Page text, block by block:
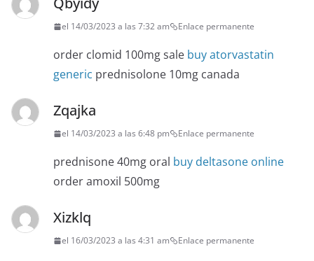
el 14/03/2023 a las 7:32 am Enlace permanente
order clomid 100mg sale buy atorvastatin
generic prednisolone 10mg canada
Zqajka
el 14/03/2023 a las 6:48 pm Enlace permanente
prednisone 40mg oral buy deltasone online
order amoxil 500mg
Xizklq
el 16/03/2023 a las 4:31 am Enlace permanente